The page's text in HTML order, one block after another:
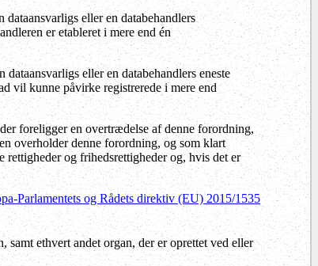
eller en databehandlers
er etableret i mere end én
eller en databehandlers eneste
vil kunne påvirke registrerede i mere end
foreligger en overtrædelse af denne forordning,
overholder denne forordning, og som klart
og frihedsrettigheder og, hvis det er
Parlamentets og Rådets direktiv (EU) 2015/1535
samt ethvert andet organ, der er oprettet ved eller